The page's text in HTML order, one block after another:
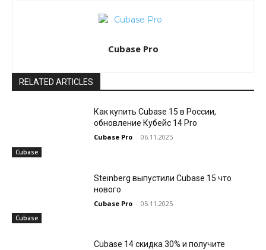
Cubase Pro
RELATED ARTICLES
Cubase
Как купить Cubase 15 в России,
обновление Кубейс 14 Pro
Cubase Pro - 06.11.2025
Cubase
Steinberg выпустили Cubase 15 что
нового
Cubase Pro - 05.11.2025
Cubase 14 скидка 30% и получите